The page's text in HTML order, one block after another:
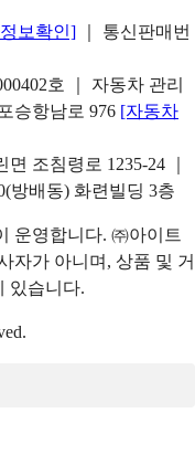
보확인]
｜ 통신판매번
호 ｜ 자동차 관리
승항남로 976 [자동차
조침령로 1235-24 ｜
방배동) 화련빌딩 3층
운영합니다. ㈜아이트
자가 아니며, 상품 및 거
있습니다.